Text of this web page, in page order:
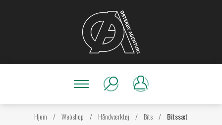
Hjem / Webshop / Håndværktøj / Bits / Bitssæt